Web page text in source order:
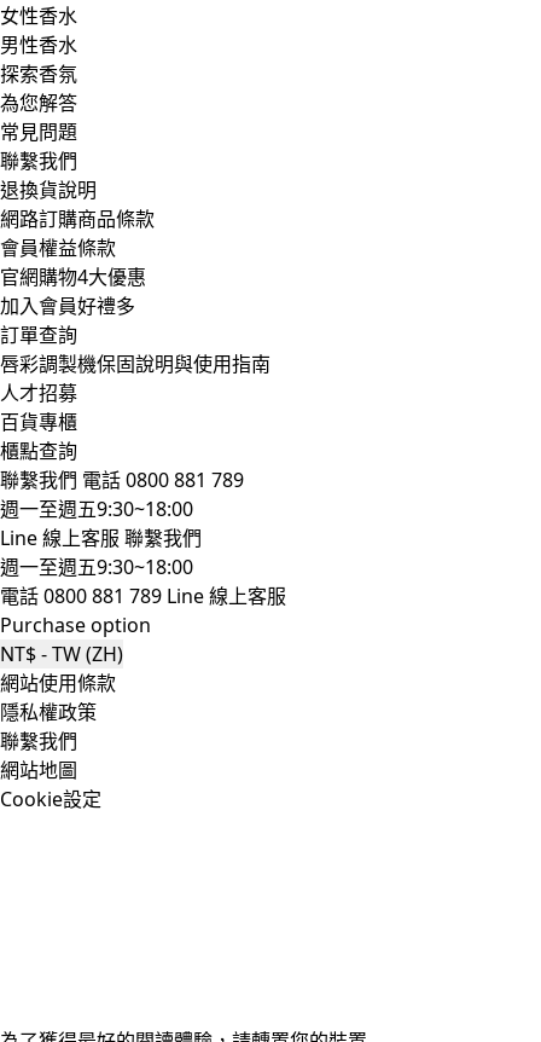
女性香水
男性香水
探索香氛
為您解答
常見問題
聯繫我們
退換貨說明
網路訂購商品條款
會員權益條款
官網購物4大優惠
加入會員好禮多
訂單查詢
唇彩調製機保固說明與使用指南
人才招募
百貨專櫃
櫃點查詢
聯繫我們 電話 0800 881 789
週一至週五9:30~18:00
Line 線上客服 聯繫我們
週一至週五9:30~18:00
電話 0800 881 789 Line 線上客服
Purchase option
NT$ - TW (ZH)
網站使用條款
隱私權政策
聯繫我們
網站地圖
Cookie設定